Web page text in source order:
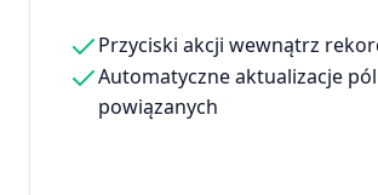
Przyciski akcji wewnątrz
Automatyczne aktualizacje pól
powiązanych